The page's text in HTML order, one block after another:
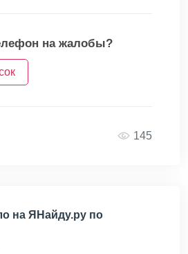
на жалобы?
145
на ЯНайду.ру по